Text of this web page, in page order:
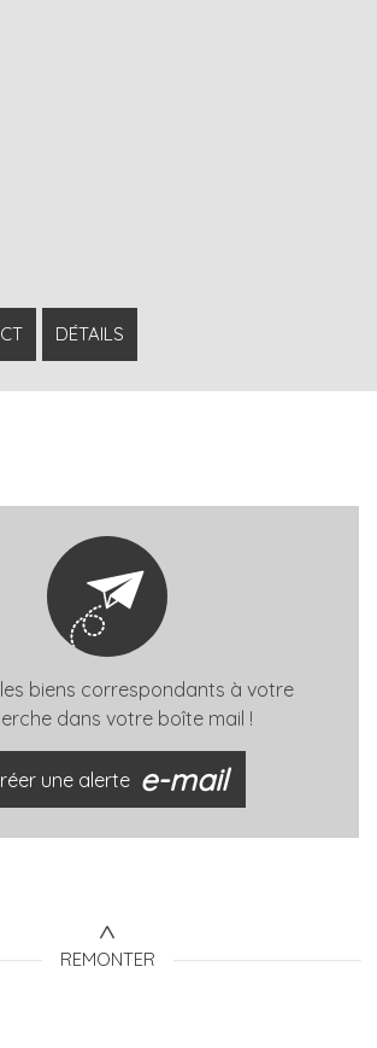
DÉTAILS
biens correspondants à votre
dans votre boîte mail !
une alerte e-mail
REMONTER